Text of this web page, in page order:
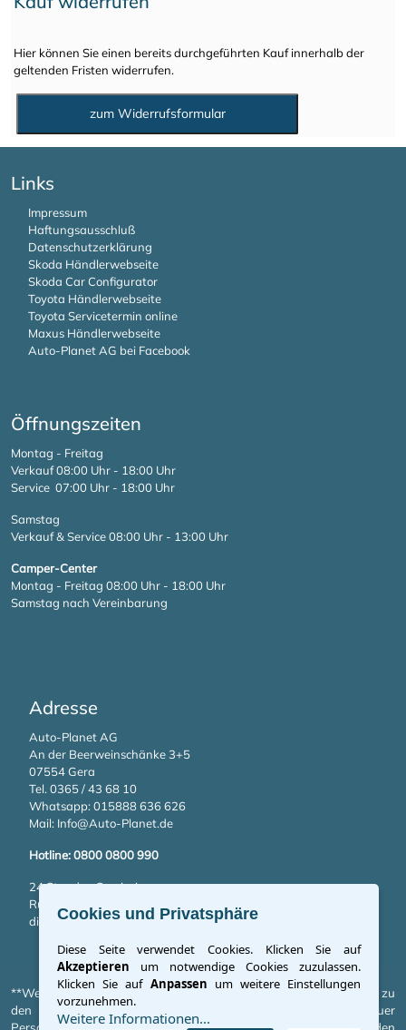
Hier können Sie einen bereits durchgeführten Kauf innerhalb der
geltenden Fristen widerrufen.
Links
Impressum
Haftungsausschluß
Datenschutzerklärung
Skoda Händlerwebseite
Skoda Car Configurator
Toyota Händlerwebseite
Toyota Servicetermin online
Maxus Händlerwebseite
Auto-Planet AG bei Facebook
Öffnungszeiten
Montag - Freitag
Verkauf 08:00 Uhr - 18:00 Uhr
Service 07:00 Uhr - 18:00 Uhr
Samstag
Verkauf & Service 08:00 Uhr - 13:00 Uhr
Camper-Center
Montag - Freitag 08:00 Uhr - 18:00 Uhr
Samstag nach Vereinbarung
Adresse
Auto-Planet AG
An der Beerweinschänke 3+5
07554 Gera
Tel. 0365 / 43 68 10
Whatsapp: 015888 636 626
Mail: Info@Auto-Planet.de
Hotline: 0800 0800 990
24 Stunden Service!
Rufen Sie bei Panne oder Unfall einfach
die kostenlose Hotlinenummer an.
**Weitere Informationen zum offiziellen Kraftstoffverbrauch und zu
den offiziellen spezifischen CO2-Emissionen neuer
Cookies und Privatsphäre
Diese Seite verwendet Cookies. Klicken Sie auf
Akzeptieren um notwendige Cookies zuzulassen.
Klicken Sie auf Anpassen um weitere Einstellungen
vorzunehmen.
Weitere Informationen...